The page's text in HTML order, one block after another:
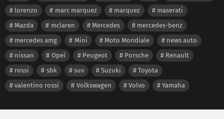
lorenzo
marc marquez marquez
maserati
Mazda
mclaren Mercedes
mercedes-benz
mercedes amg
Mini Moto Mondiale
news auto
nissan
Opel Peugeot Porsche
Renault
rossi
sbk suv Suzuki
Toyota
valentino rossi
Volkswagen Volvo Yamaha